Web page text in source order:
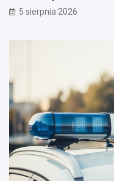
5 sierpnia 2026